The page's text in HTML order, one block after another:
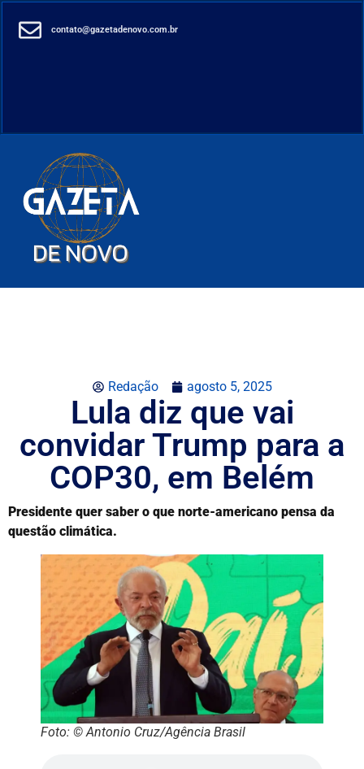
contato@gazetadenovo.com.br
Redação agosto 5, 2025
Lula diz que vai
convidar Trump para a
COP30, em Belém
Presidente quer saber o que norte-americano pensa da
questão climática.
Foto: © Antonio Cruz/Agência Brasil